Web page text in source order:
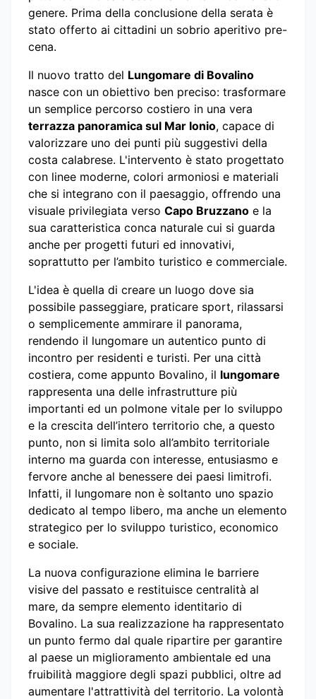
genere. Prima della conclusione della serata è
stato offerto ai cittadini un sobrio aperitivo pre-
cena.
Il nuovo tratto del Lungomare di Bovalino
nasce con un obiettivo ben preciso: trasformare
un semplice percorso costiero in una vera
terrazza panoramica sul Mar Ionio, capace di
valorizzare uno dei punti più suggestivi della
costa calabrese. L'intervento è stato progettato
con linee moderne, colori armoniosi e materiali
che si integrano con il paesaggio, offrendo una
visuale privilegiata verso Capo Bruzzano e la
sua caratteristica conca naturale cui si guarda
anche per progetti futuri ed innovativi,
soprattutto per l’ambito turistico e commerciale.
L'idea è quella di creare un luogo dove sia
possibile passeggiare, praticare sport, rilassarsi
o semplicemente ammirare il panorama,
rendendo il lungomare un autentico punto di
incontro per residenti e turisti. Per una città
costiera, come appunto Bovalino, il lungomare
rappresenta una delle infrastrutture più
importanti ed un polmone vitale per lo sviluppo
e la crescita dell’intero territorio che, a questo
punto, non si limita solo all’ambito territoriale
interno ma guarda con interesse, entusiasmo e
fervore anche al benessere dei paesi limitrofi.
Infatti, il lungomare non è soltanto uno spazio
dedicato al tempo libero, ma anche un elemento
strategico per lo sviluppo turistico, economico
e sociale.
La nuova configurazione elimina le barriere
visive del passato e restituisce centralità al
mare, da sempre elemento identitario di
Bovalino. La sua realizzazione ha rappresentato
un punto fermo dal quale ripartire per garantire
al paese un miglioramento ambientale ed una
fruibilità maggiore degli spazi pubblici, oltre ad
aumentare l'attrattività del territorio. La volontà